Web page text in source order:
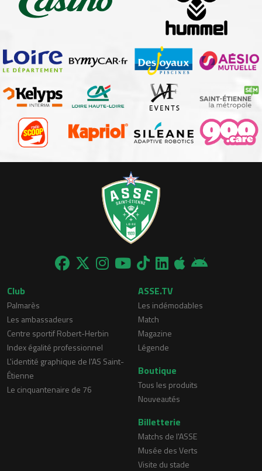
Club
Palmarès
Les ambassadeurs
Centre sportif Robert-Herbin
Index égalité professionnel
L'identité graphique de l'AS Saint-
Étienne
Le cinquantenaire de 76
ASSE.TV
Les indémodables
Match
Magazine
Légende
Boutique
Tous les produits
Nouveautés
Billetterie
Matchs de l'ASSE
Musée des Verts
Visite du stade